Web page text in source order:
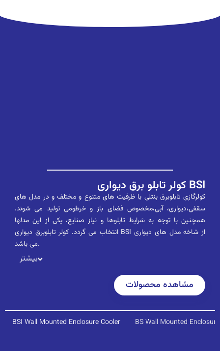
BSI Wall Mounted Enclosure Cooler BS Wall Mounted
کولر تابلو برق دیواری BSI
کولرگازی تابلوبرق بنتلی با ظرفیت های متنوع و مختلف و در مدل های
سقفی،دیواری، آبی،مخصوص فضای باز و خرطومی تولید می شوند.
همچنین با توجه به شرایط تابلوها و نیاز صنایع، یکی از این مدلها
انتخاب می گردد. کولر تابلوبرق دیواری BSI از شاخه مدل های دیواری
می باشد.
بیشتر
مشاهده محصولات